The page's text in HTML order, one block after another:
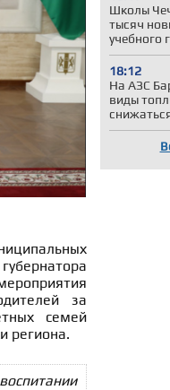
Школы
тысяч
учебного
18:12
На АЗС
виды
за
семей
региона.